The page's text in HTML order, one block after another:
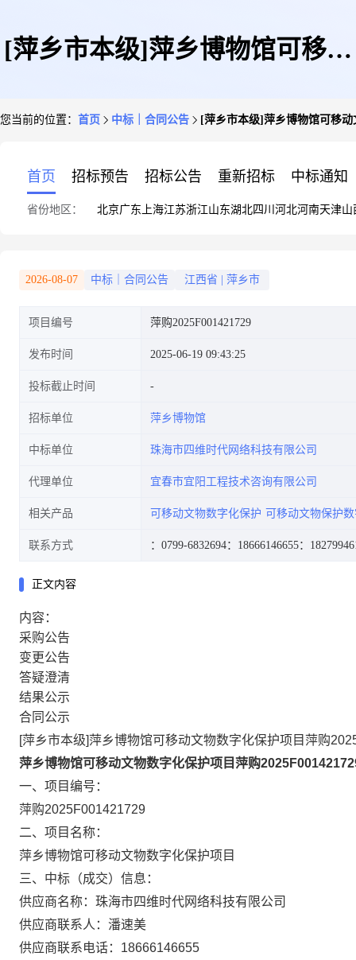
[萍乡市本级]萍乡博物馆可移动
您当前的位置： 首页 中标｜合同公告 [萍乡市本级]萍乡博物馆可移动
首页 招标预告 招标公告 重新招标 中标通知
省份地区： 北京广东 上海江苏浙江山东湖北四川 河北河南天津山
2026-08-07 中标｜合同公告 江西省 萍乡市
项目编号 萍购2025F001421729
发布时间 2025-06-19 09:43:25
投标截止时间
招标单位 萍乡博物馆
中标单位 珠海市四维时代网络科技有限公司
代理单位 宜春市宜阳工程技术咨询有限公司
相关产品 可移动文物数字化保护 可移动文物保护
联系方式 ：0799-6832694：18666146655：
正文内容
内容：
采购公告
变更公告
答疑澄清
结果公示
合同公示
[萍乡市本级]萍乡博物馆可移动文物数字化保护项目萍购
萍乡博物馆可移动文物数字化保护项目萍购
一、项目编号：
萍购2025F001421729
二、项目名称：
萍乡博物馆可移动文物数字化保护项目
三、中标（成交）信息：
供应商名称：珠海市四维时代网络科技有限公司
供应商联系人：潘速美
供应商联系电话：18666146655